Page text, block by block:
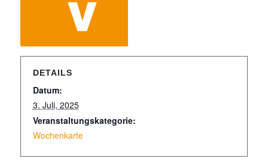
DETAILS
Datum:
3. Juli, 2025
Veranstaltungskategorie:
Wochenkarte